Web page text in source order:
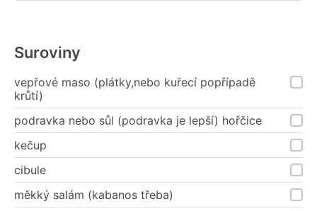
Suroviny
vepřové maso (plátky,nebo kuřecí popřípadě
krůtí)
podravka nebo sůl (podravka je lepší) hořčice
kečup
cibule
měkký salám (kabanos třeba)